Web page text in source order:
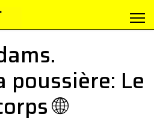
poussière: Le
🌐